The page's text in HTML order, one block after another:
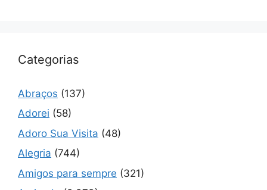
Categorias
Abraços (137)
Adorei (58)
Adoro Sua Visita (48)
Alegria (744)
Amigos para sempre (321)